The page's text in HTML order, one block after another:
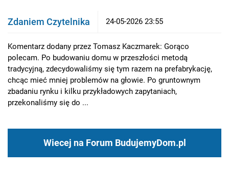
Zdaniem Czytelnika 24-05-2026 23:55
Komentarz dodany przez Tomasz Kaczmarek: Gorąco
polecam. Po budowaniu domu w przeszłości metodą
tradycyjną, zdecydowaliśmy się tym razem na prefabrykację,
chcąc mieć mniej problemów na głowie. Po gruntownym
zbadaniu rynku i kilku przykładowych zapytaniach,
przekonaliśmy się do ...
Wiecej na Forum BudujemyDom.pl